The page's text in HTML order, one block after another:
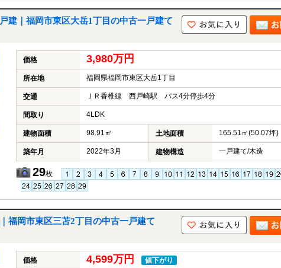
建｜福岡市東区大岳1丁目の中古一戸建て
価格 3,980万円
所在地 福岡県福岡市東区大岳1丁目
交通 ＪＲ香椎線 西戸崎駅 バス4分停歩4分
間取り 4LDK
建物面積 98.91㎡ 土地面積 165.51㎡(50.07坪)
築年月 2022年3月 建物構造 一戸建て/木造
29枚
福岡市東区三苫2丁目の中古一戸建て
価格 4,599万円 値下がり